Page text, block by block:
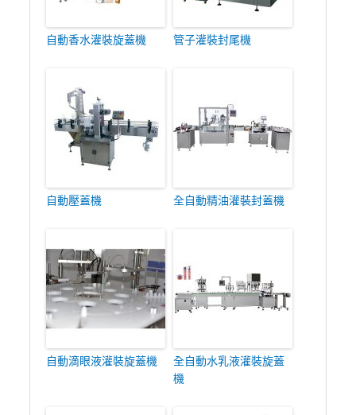
自動香水灌裝旋蓋機 管子灌裝封尾機
自動壓蓋機 全自動精油灌裝封蓋機
自動滴眼液灌裝旋蓋機
全自動水乳液灌裝旋蓋
機